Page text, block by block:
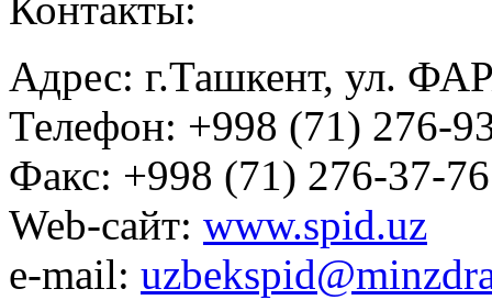
Контакты:
Адрес: г.Ташкент, ул.
Телефон: +998 (71) 276-
Факс: +998 (71) 276-37-76
Web-сайт: www.spid.uz
e-mail: